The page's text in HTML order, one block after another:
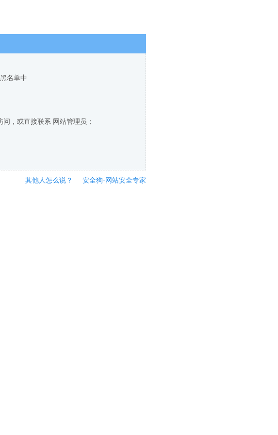
名单中
，或直接联系 网站管理员；
其他人怎么说？ 安全狗-网站安全专家